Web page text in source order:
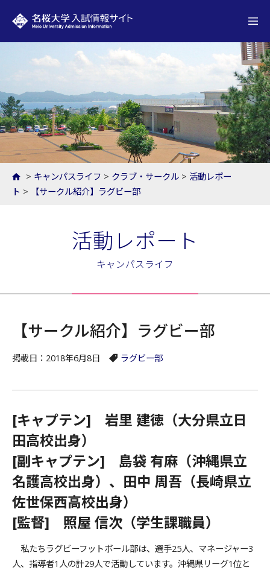
> キャンパスライフ > クラブ・サークル > 活動レポー
ト > 【サークル紹介】ラグビー部
活動レポート
キャンパスライフ
【サークル紹介】ラグビー部
掲載日：2018年6月8日 ラグビー部
[キャプテン] 岩里 建徳（大分県立日
田高校出身）
[副キャプテン] 島袋 有麻（沖縄県立
名護高校出身）、田中 周吾（長崎県立
佐世保西高校出身）
[監督] 照屋 信次（学生課職員）
私たちラグビーフットボール部は、選手25人、マネージャー3
人、指導者1人の計29人で活動しています。沖縄県リーグ1位と